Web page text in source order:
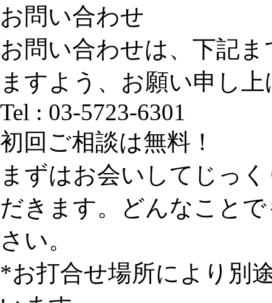
お問い合わせ
お問い合わせは、下記
ますよう、お願い申し
Tel : 03-5723-6301
初回ご相談は無料！
まずはお会いしてじっ
だきます。どんなこと
さい。
*お打合せ場所により別